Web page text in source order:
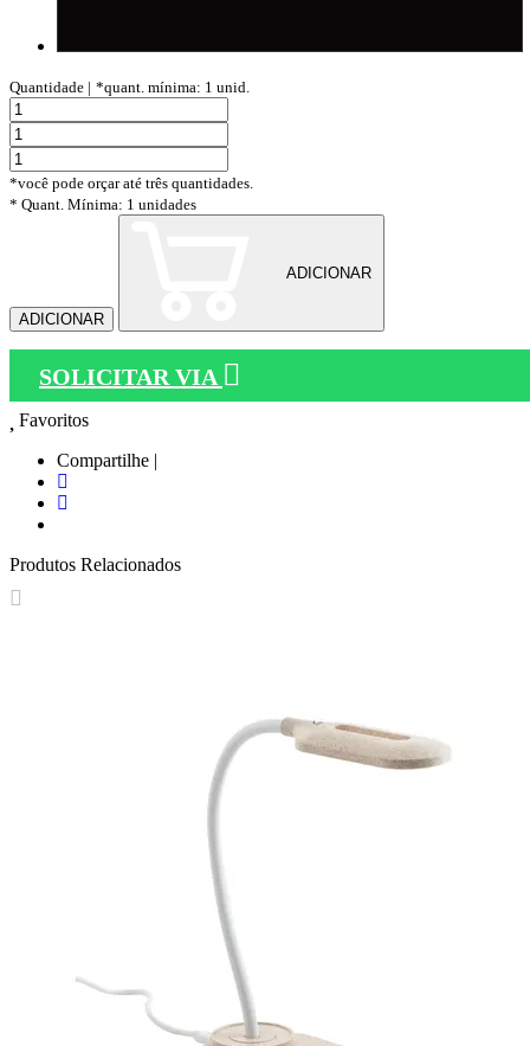
Quantidade | *quant. mínima: 1 unid.
*você pode orçar até três quantidades.
* Quant. Mínima: 1 unidades
ADICIONAR
ADICIONAR
SOLICITAR VIA
Favoritos
Compartilhe |
Produtos Relacionados